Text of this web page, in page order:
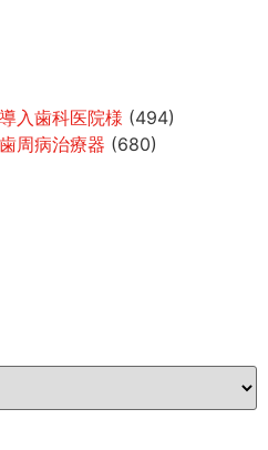
入歯科医院様 (494)
周病治療器 (680)